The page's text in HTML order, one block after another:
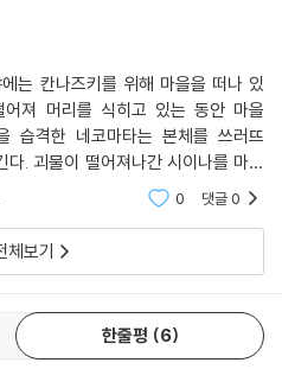
는 칸나즈키를 위해 마을을 떠나 있
져 머리를 식히고 있는 동안 마을
습격한 네코마타는 본체를 쓰러뜨
. 괴물이 떨어져나간 시이나를 마을
대할 때보다 민물에서 확연하게 강
0 댓글0
체보기
한줄평 6